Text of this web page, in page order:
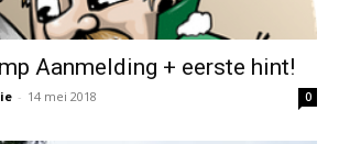
Aanmelding + eerste hint!
- 14 mei 2018 0